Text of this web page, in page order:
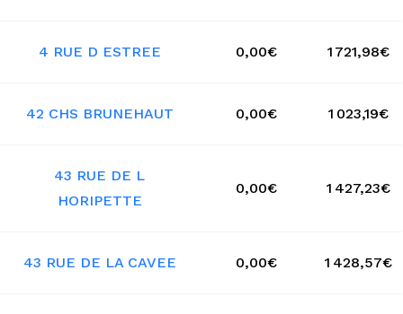
4 RUE D ESTREE 0,00€ 1 721,98€
42 CHS BRUNEHAUT 0,00€ 1 023,19€
43 RUE DE L
HORIPETTE
0,00€ 1 427,23€
43 RUE DE LA CAVEE 0,00€ 1 428,57€